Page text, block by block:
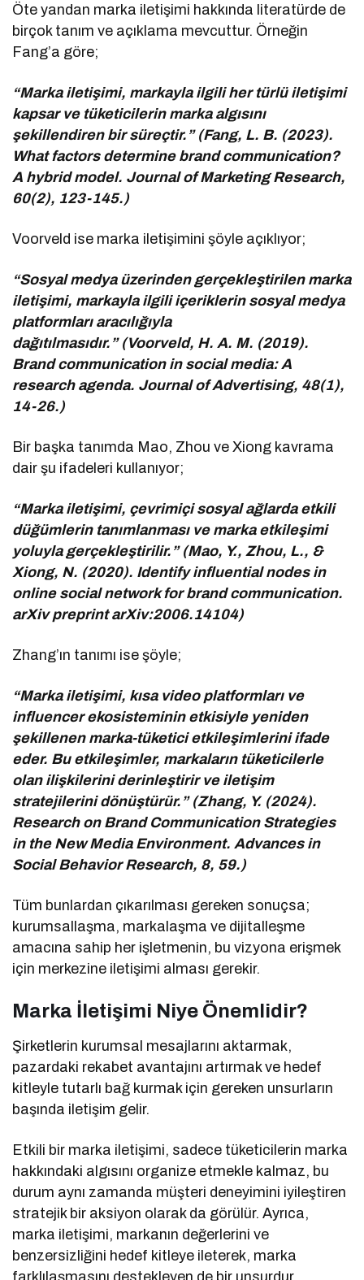
Öte yandan marka iletişimi hakkında literatürde de
birçok tanım ve açıklama mevcuttur. Örneğin
Fang’a göre;
“Marka iletişimi, markayla ilgili her türlü iletişimi
kapsar ve tüketicilerin marka algısını
şekillendiren bir süreçtir.” (Fang, L. B. (2023).
What factors determine brand communication?
A hybrid model. Journal of Marketing Research,
60(2), 123-145.)
Voorveld ise marka iletişimini şöyle açıklıyor;
“Sosyal medya üzerinden gerçekleştirilen marka
iletişimi, markayla ilgili içeriklerin sosyal medya
platformları aracılığıyla
dağıtılmasıdır.” (Voorveld, H. A. M. (2019).
Brand communication in social media: A
research agenda. Journal of Advertising, 48(1),
14-26.)
Bir başka tanımda Mao, Zhou ve Xiong kavrama
dair şu ifadeleri kullanıyor;
“Marka iletişimi, çevrimiçi sosyal ağlarda etkili
düğümlerin tanımlanması ve marka etkileşimi
yoluyla gerçekleştirilir.” (Mao, Y., Zhou, L., &
Xiong, N. (2020). Identify influential nodes in
online social network for brand communication.
arXiv preprint arXiv:2006.14104)
Zhang’ın tanımı ise şöyle;
“Marka iletişimi, kısa video platformları ve
influencer ekosisteminin etkisiyle yeniden
şekillenen marka-tüketici etkileşimlerini ifade
eder. Bu etkileşimler, markaların tüketicilerle
olan ilişkilerini derinleştirir ve iletişim
stratejilerini dönüştürür.” (Zhang, Y. (2024).
Research on Brand Communication Strategies
in the New Media Environment. Advances in
Social Behavior Research, 8, 59.)
Tüm bunlardan çıkarılması gereken sonuçsa;
kurumsallaşma, markalaşma ve dijitalleşme
amacına sahip her işletmenin, bu vizyona erişmek
için merkezine iletişimi alması gerekir.
Marka İletişimi Niye Önemlidir?
Şirketlerin kurumsal mesajlarını aktarmak,
pazardaki rekabet avantajını artırmak ve hedef
kitleyle tutarlı bağ kurmak için gereken unsurların
başında iletişim gelir.
Etkili bir marka iletişimi, sadece tüketicilerin marka
hakkındaki algısını organize etmekle kalmaz, bu
durum aynı zamanda müşteri deneyimini iyileştiren
stratejik bir aksiyon olarak da görülür. Ayrıca,
marka iletişimi, markanın değerlerini ve
benzersizliğini hedef kitleye ileterek, marka
farklılaşmasını destekleyen de bir unsurdur.